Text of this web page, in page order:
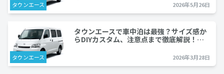
タウンエース 2026年5月26日
タウンエース
タウンエースで車中泊は最強？サイズ感か
らDIYカスタム、注意点まで徹底解説！…
2026年3月28日